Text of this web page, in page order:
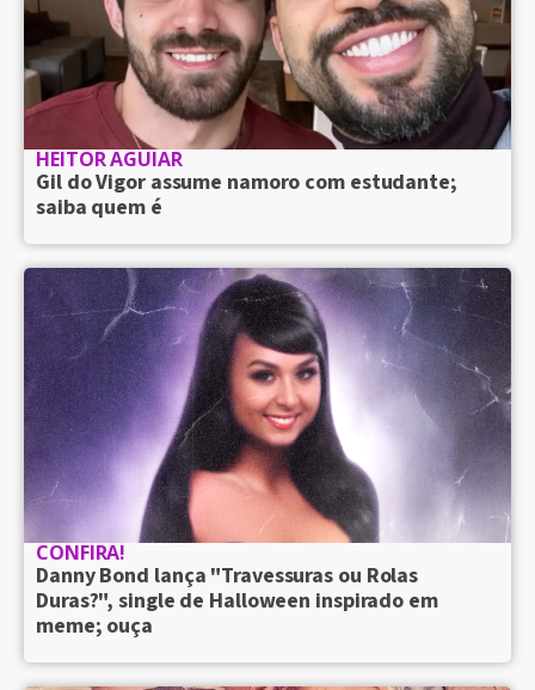
HEITOR AGUIAR
Gil do Vigor assume namoro com estudante;
saiba quem é
CONFIRA!
Danny Bond lança "Travessuras ou Rolas
Duras?", single de Halloween inspirado em
meme; ouça